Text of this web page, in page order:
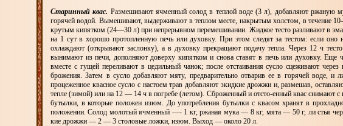
Старинный квас. Размешивают ячменный солод в теплой воде (3 л), добавляют ржаную
горячей водой. Вымешивают, выдерживают в теплом месте, накрытым холстом, в течение
крутым кипятком (24—30 л) при непрерывном перемешивании. Жидкое тесто разливают в
на 1 сут в хорошо протопленную печь или духовку. При этом следят за тестом: если оно
охлаждают (открывают заслонку), а в духовку прекращают подачу тепла. Через 12 ч
вынимают из печи, дополняют доверху кипятком и снова ставят в печь или духовку. Еще
вместе с гущей переливают в цедильный чанок; после отстаивания сусло сцеживают
брожения. Затем в сусло добавляют мяту, предварительно отварив ее в горячей воде, и
процеженное квасное сусло с настоем трав добавляют зкидкие дрожжи и, размешав,
тепле (зимой) или на 12 — 14 ч в погребе (летом). Сброженный и отсто-енный квас снимают с
бутылки, в которые положен изюм. До употребления бутылки с квасом хранят в
положении. Солод молотый ячменный —- 1 кг, ржаная мука — 8 кг, мята — 50 г, ли стья
кие дрожжи — 2 — 3 столовые ложки, изюм. Выход — около 20 л.